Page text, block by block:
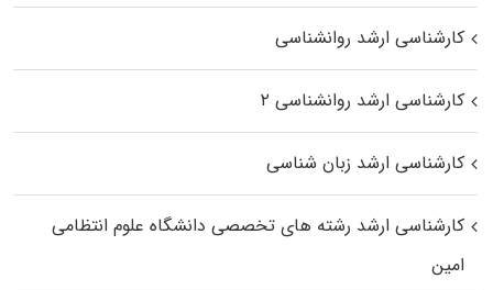
کارشناسی ارشد روانشناسی
کارشناسی ارشد روانشناسی ۲
کارشناسی ارشد زبان شناسی
کارشناسی ارشد رﺷﺘﻪ ﻫﺎی تخصصی داﻧﺸﮕﺎه ﻋﻠﻮم انتظامی
اﻣﻴﻦ